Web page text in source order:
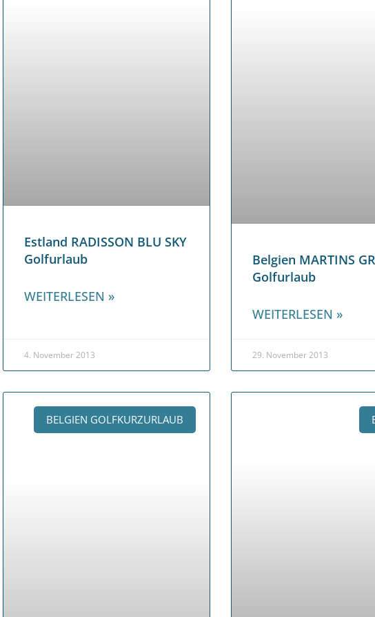
Estland RADISSON BLU SKY
Golfurlaub
WEITERLESEN »
4. November 2013
Belgien MARTINS
Golfurlaub
WEITERLESEN »
29. November 2013
BELGIEN GOLFKURZURLAUB